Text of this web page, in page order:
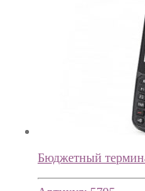
Бюджетный